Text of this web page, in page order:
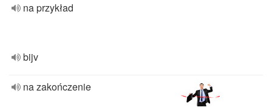
na przykład
bijv
na zakończenie